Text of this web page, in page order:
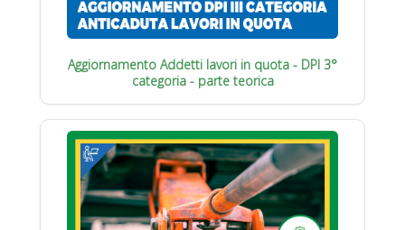
Aggiornamento Addetti lavori in quota - DPI 3°
categoria - parte teorica